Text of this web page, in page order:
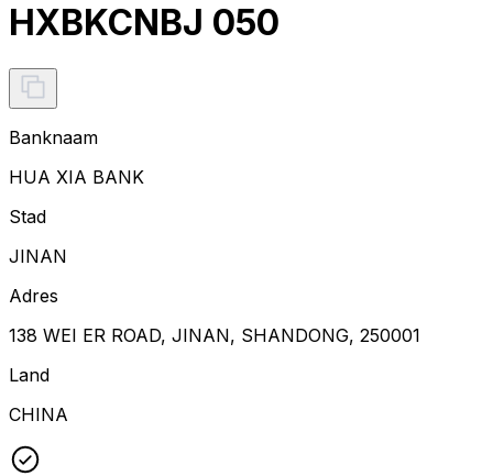
HXBKCNBJ 050
Banknaam
HUA XIA BANK
Stad
JINAN
Adres
138 WEI ER ROAD, JINAN, SHANDONG, 250001
Land
CHINA